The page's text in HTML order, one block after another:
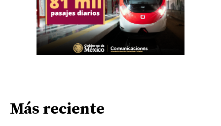
Más reciente